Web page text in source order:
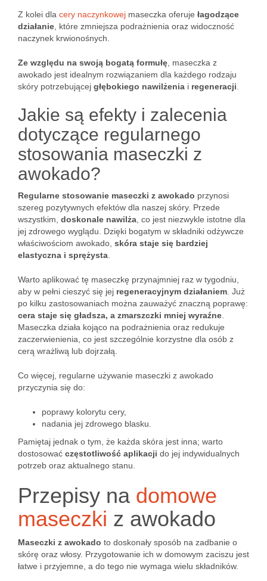
Z kolei dla cery naczynkowej maseczka oferuje łagodzące
działanie , które zmniejsza podrażnienia oraz widoczność
naczynek krwionośnych.
Ze względu na swoją bogatą formułę , maseczka z
awokado jest idealnym rozwiązaniem dla każdego rodzaju
skóry potrzebującej głębokiego nawilżenia i regeneracji
Jakie są efekty i zalecenia
dotyczące regularnego
stosowania maseczki z
awokado?
Regularne stosowanie maseczki z awokado przynosi
szereg pozytywnych efektów dla naszej skóry. Przede
wszystkim, doskonale nawilża , co jest niezwykle istotne dla
jej zdrowego wyglądu. Dzięki bogatym w składniki odżywcze
właściwościom awokado, skóra staje się bardziej
elastyczna i sprężysta
Warto aplikować tę maseczkę przynajmniej raz w tygodniu,
aby w pełni cieszyć się jej regeneracyjnym działaniem . Już
po kilku zastosowaniach można zauważyć znaczną poprawę:
cera staje się gładsza, a zmarszczki mniej wyraźne
Maseczka działa kojąco na podrażnienia oraz redukuje
zaczerwienienia, co jest szczególnie korzystne dla osób z
cerą wrażliwą lub dojrzałą.
Co więcej, regularne używanie maseczki z awokado
przyczynia się do:
poprawy kolorytu cery,
nadania jej zdrowego blasku.
Pamiętaj jednak o tym, że każda skóra jest inna; warto
dostosować częstotliwość aplikacji do jej indywidualnych
potrzeb oraz aktualnego stanu.
Przepisy na domowe
maseczki z awokado
Maseczki z awokado to doskonały sposób na zadbanie o
skórę oraz włosy. Przygotowanie ich w domowym zaciszu jest
łatwe i przyjemne, a do tego nie wymaga wielu składników.